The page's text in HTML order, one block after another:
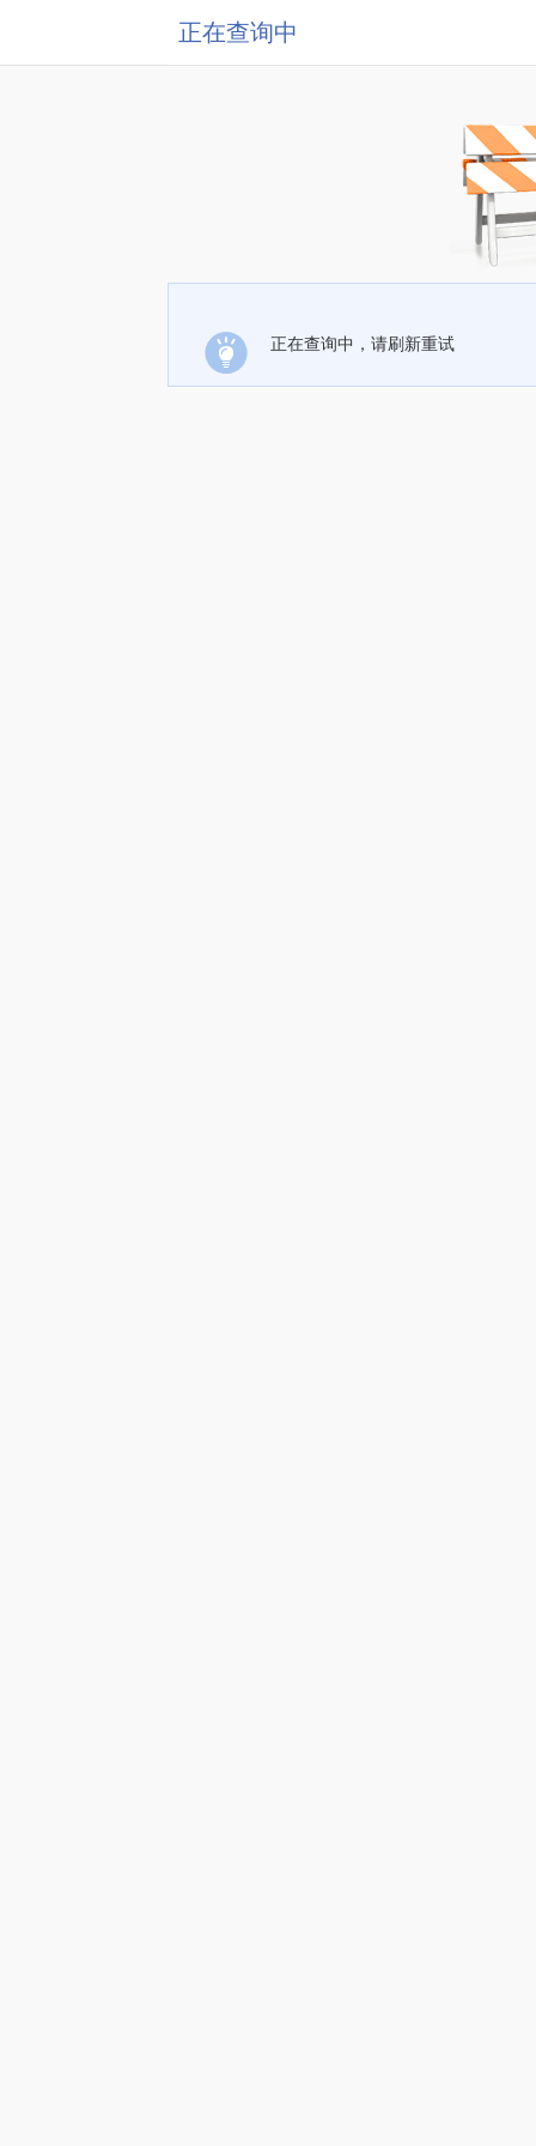
正在查询中
正在查询中，请刷新重试